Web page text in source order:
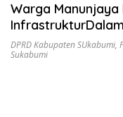
Warga Manunjaya
DPRD Kabupaten SUkabumi,
Sukabumi